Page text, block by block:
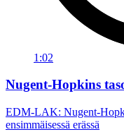
1:02
Nugent-Hopkins
EDM-LAK: Nugent-
ensimmäisessä erässä